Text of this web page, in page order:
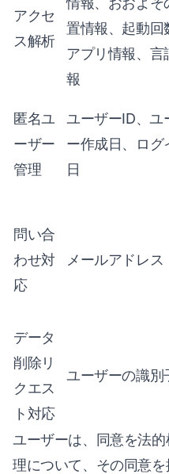
アクセ
ス解析
置情報、起動回
アプリ情報、言
報
匿名ユ
ーザー
管理
ユーザーID、ユ
ー作成日、ログ
日
問い合
わせ対
応
メールアドレス
データ
削除リ
クエス
ト対応
ユーザーの識別
ユーザーは、同意を法
理について、その同意を